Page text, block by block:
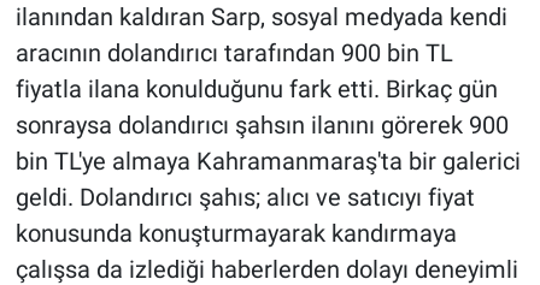
ilanından kaldıran Sarp, sosyal medyada kendi
aracının dolandırıcı tarafından 900 bin TL
fiyatla ilana konulduğunu fark etti. Birkaç gün
sonraysa dolandırıcı şahsın ilanını görerek 900
bin TL'ye almaya Kahramanmaraş'ta bir galerici
geldi. Dolandırıcı şahıs; alıcı ve satıcıyı fiyat
konusunda konuşturmayarak kandırmaya
çalışsa da izlediği haberlerden dolayı deneyimli